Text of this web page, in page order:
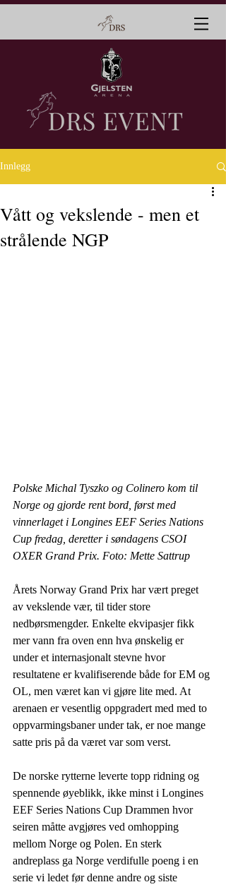
Innlegg
Vått og vekslende - men et
strålende NGP
Polske Michal Tyszko og Colinero kom til
Norge og gjorde rent bord, først med
vinnerlaget i Longines EEF Series Nations
Cup fredag, deretter i søndagens CSOI
OXER Grand Prix. Foto: Mette Sattrup
Årets Norway Grand Prix har vært preget
av vekslende vær, til tider store
nedbørsmengder. Enkelte ekvipasjer fikk
mer vann fra oven enn hva ønskelig er
under et internasjonalt stevne hvor
resultatene er kvalifiserende både for EM og
OL, men været kan vi gjøre lite med. At
arenaen er vesentlig oppgradert med med to
oppvarmingsbaner under tak, er noe mange
satte pris på da været var som verst.
De norske rytterne leverte topp ridning og
spennende øyeblikk, ikke minst i Longines
EEF Series Nations Cup Drammen hvor
seiren måtte avgjøres ved omhopping
mellom Norge og Polen. En sterk
andreplass ga Norge verdifulle poeng i en
serie vi ledet før denne andre og siste